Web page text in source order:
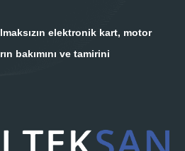
elektronik kart, motor
bakımını ve tamirini